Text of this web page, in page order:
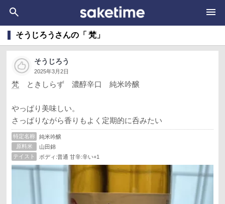
そうじろうさんの「 梵」
そうじろう
2025年3月2日
梵 ときしらず 濃醇辛口 純米吟醸
やっぱり美味しい。
さっぱりながら香りもよく定期的に呑みたい
特定名称
純米吟醸
原料米
山田錦
テイスト
ボディ:普通 甘辛:辛い+1